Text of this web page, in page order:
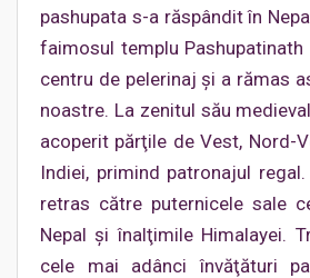
pashupata s-a răspândit în
faimosul templu
centru de pelerinaj şi a rămas
noastre. La zenitul său
acoperit părţile de Vest, Nord-
Indiei, primind patronajul
retras către puternicele sale
Nepal şi înalţimile Himalayei.
cele mai adânci învăţături